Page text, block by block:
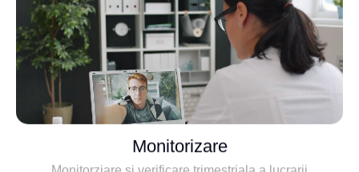
Monitorizare